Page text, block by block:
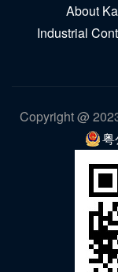
About
Industrial
Copyright @